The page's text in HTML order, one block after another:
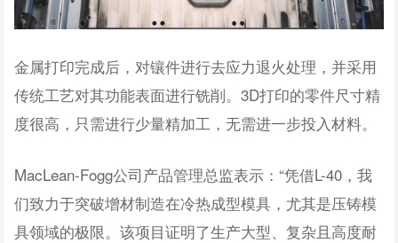
金属打印完成后，对镶件进行去应力退火处理，并采用
传统工艺对其功能表面进行铣削。3D打印的零件尺寸精
度很高，只需进行少量精加工，无需进一步投入材料。
MacLean-Fogg公司产品管理总监表示：“凭借L-40，我
们致力于突破增材制造在冷热成型模具，尤其是压铸模
具领域的极限。该项目证明了生产大型、复杂且高度耐